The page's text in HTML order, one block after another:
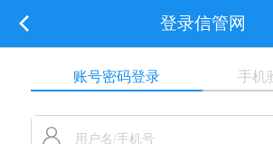
登录信管网
账号密码登录 手机